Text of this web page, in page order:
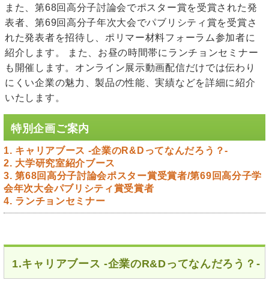
また、第68回高分子討論会でポスター賞を受賞された発
表者、第69回高分子年次大会でパブリシティ賞を受賞さ
れた発表者を招待し、ポリマー材料フォーラム参加者に
紹介します。 また、お昼の時間帯にランチョンセミナー
も開催します。オンライン展示動画配信だけでは伝わり
にくい企業の魅力、製品の性能、実績などを詳細に紹介
いたします。
特別企画ご案内
1. キャリアブース -企業のR&Dってなんだろう？-
2. 大学研究室紹介ブース
3. 第68回高分子討論会ポスター賞受賞者/第69回高分子学
会年次大会パブリシティ賞受賞者
4. ランチョンセミナー
1.キャリアブース -企業のR&Dってなんだろう？-